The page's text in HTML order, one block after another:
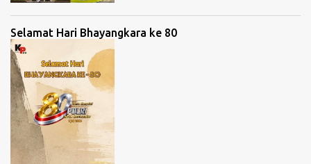
Selamat Hari Bhayangkara ke 80